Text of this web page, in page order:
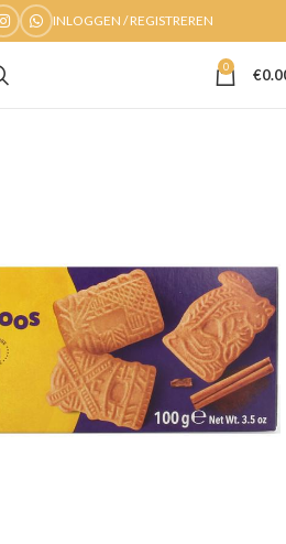
INLOGGEN / REGISTREREN
0 €